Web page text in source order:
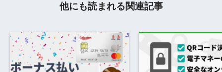
他にも読まれる関連記事